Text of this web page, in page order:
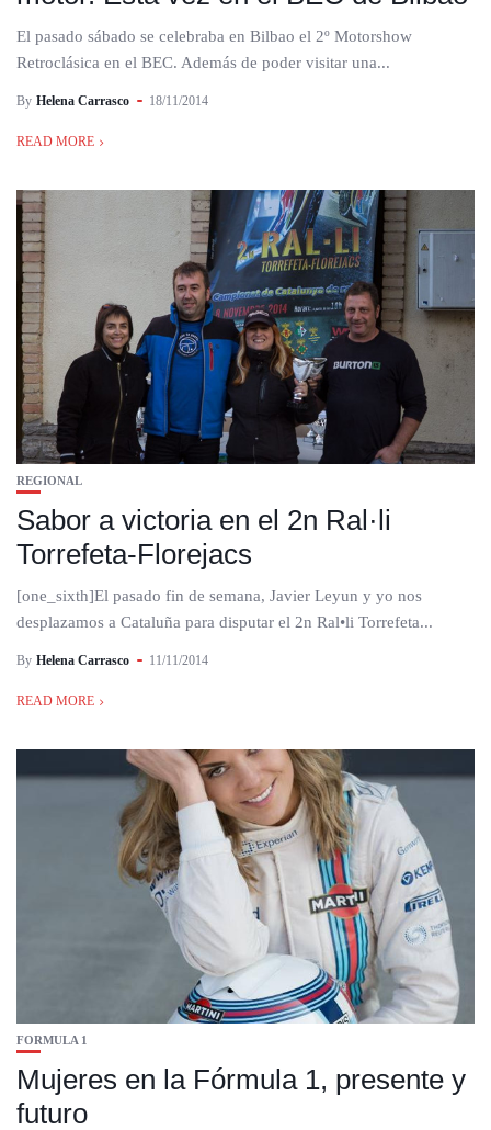
El pasado sábado se celebraba en Bilbao el 2º Motorshow
Retroclásica en el BEC. Además de poder visitar una...
By Helena Carrasco 18/11/2014
READ MORE
REGIONAL
Sabor a victoria en el 2n Ral·li
Torrefeta-Florejacs
[one_sixth]El pasado fin de semana, Javier Leyun y yo nos
desplazamos a Cataluña para disputar el 2n Ral•li Torrefeta...
By Helena Carrasco 11/11/2014
READ MORE
FORMULA 1
Mujeres en la Fórmula 1, presente y
futuro